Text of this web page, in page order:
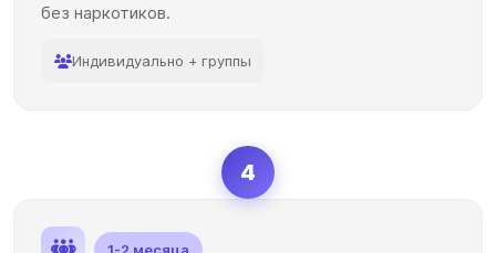
без наркотиков.
Индивидуально + группы
4